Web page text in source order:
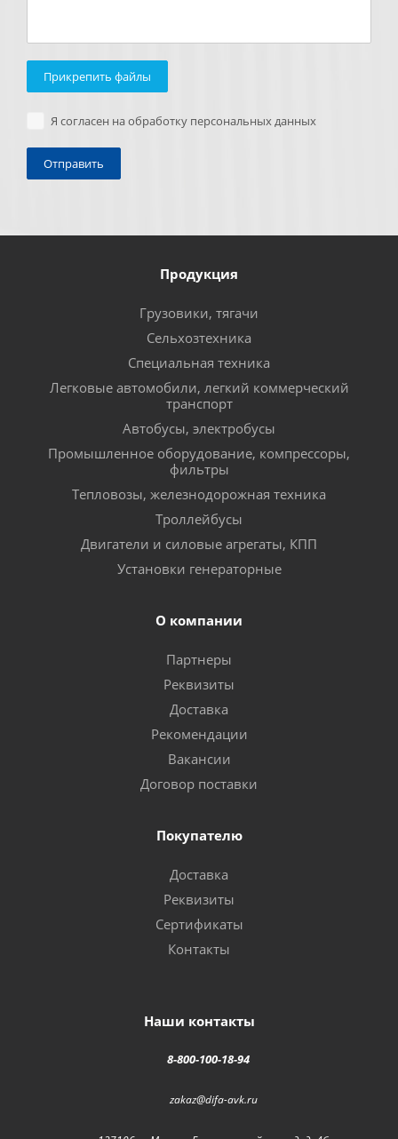
Прикрепить файлы
Я согласен на обработку персональных данных
Продукция
Грузовики, тягачи
Сельхозтехника
Специальная техника
Легковые автомобили, легкий коммерческий
транспорт
Автобусы, электробусы
Промышленное оборудование, компрессоры,
фильтры
Тепловозы, железнодорожная техника
Троллейбусы
Двигатели и силовые агрегаты, КПП
Установки генераторные
О компании
Партнеры
Реквизиты
Доставка
Рекомендации
Вакансии
Договор поставки
Покупателю
Доставка
Реквизиты
Сертификаты
Контакты
Наши контакты
8-800-100-18-94
zakaz@difa-avk.ru